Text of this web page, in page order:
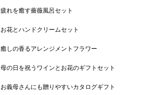
疲れを癒す薔薇風呂セット
お花とハンドクリームセット
癒しの香るアレンジメントフラワー
母の日を祝うワインとお花のギフトセット
お義母さんにも贈りやすいカタログギフト